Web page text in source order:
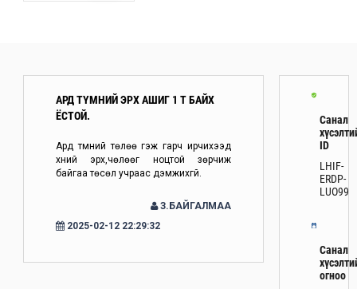
АРД ТҮМНИЙ ЭРХ АШИГ 1 Т БАЙХ
ЁСТОЙ.
Ард түмний төлөө гэж гарч ирчихээд
хүний эрх,чөлөөг ноцтой зөрчиж
байгаа төсөл учраас дэмжихгүй.
З.БАЙГАЛМАА
2025-02-12 22:29:32
Санал
ID
LHIF-
ERDP-
LUO99
Санал
огноо